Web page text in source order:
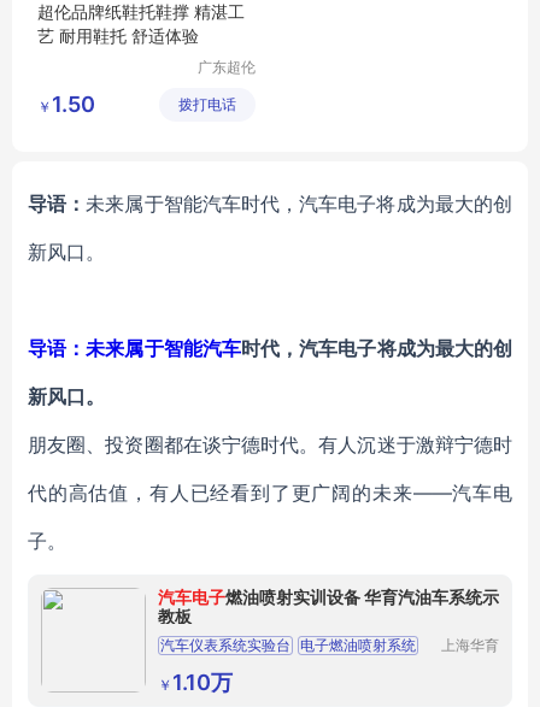
超伦品牌纸鞋托鞋撑 精湛工
艺 耐用鞋托 舒适体验
广东超伦
公司
￥ 1.50 拨打电话
导语：未来属于智能汽车时代，汽车电子将成为最大的创
新风口。
导语：未来属于智能汽车时代，汽车电子将成为最大的创
新风口。
朋友圈、投资圈都在谈宁德时代。有人沉迷于激辩宁德时
代的高估值，有人已经看到了更广阔的未来——汽车电
子。
汽车电子燃油喷射实训设备 华育汽油车系统示
教板
汽车仪表系统实验台
电子燃油喷射系统
汽车电子燃油喷射
汽车仪表示教板
上海华育
￥ 1.10万